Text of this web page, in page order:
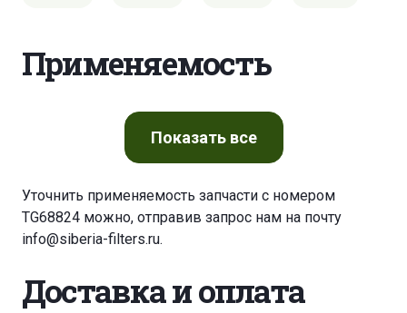
Применяемость
Показатьвсе
Уточнить применяемость запчасти с номером
TG68824 можно, отправив запрос нам на почту
info@siberia-filters.ru.
Доставка и оплата